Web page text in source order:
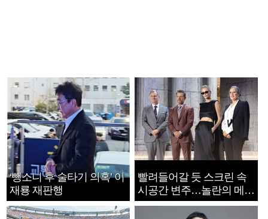
‘뺑소니 후 술타기 의혹’ 이
재룡 재판행
빨려들어갈 듯 스크린 속
시공간 변주…놀란의 메시
지는 ‘전쟁 속죄’